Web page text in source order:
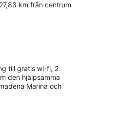
27,83 km från centrum
till gratis wi-fi, 2
den hjälpsamma
Marina och